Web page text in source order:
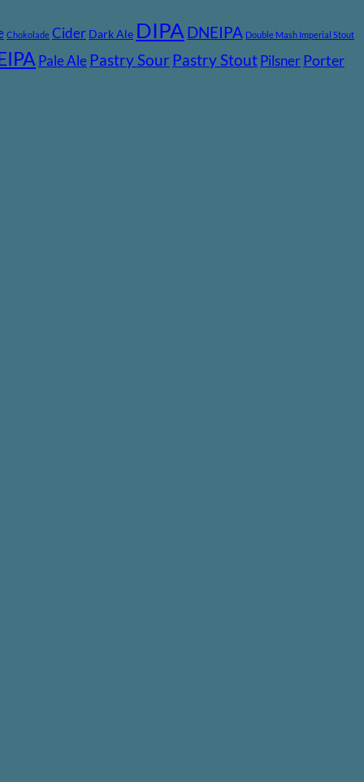
Chokolade Cider Dark Ale DIPA DNEIPA Double Mash Imperial Stout
Pale Ale Pastry Sour Pastry StoutPilsnerPorter